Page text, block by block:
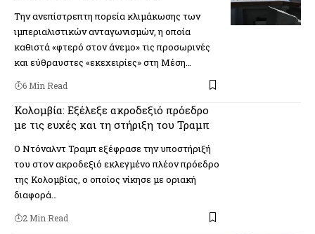
Την ανεπίστρεπτη πορεία κλιμάκωσης των
ιμπεριαλιστικών ανταγωνισμών, η οποία
καθιστά «φτερό στον άνεμο» τις προσωρινές
και εύθραυστες «εκεχειρίες» στη Μέση…
6 Min Read
Κολομβία: Εξέλεξε ακροδεξιό πρόεδρο
με τις ευχές και τη στήριξη του Τραμπ
Ο Ντόναλντ Τραμπ εξέφρασε την υποστήριξή
του στον ακροδεξιό εκλεγμένο πλέον πρόεδρο
της Κολομβίας, ο οποίος νίκησε με οριακή
διαφορά…
2 Min Read